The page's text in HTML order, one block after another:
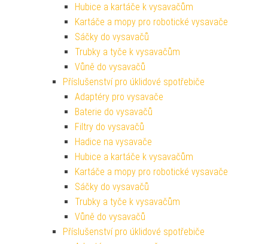
Hubice a kartáče k vysavačům
Kartáče a mopy pro robotické vysavače
Sáčky do vysavačů
Trubky a tyče k vysavačům
Vůně do vysavačů
Příslušenství pro úklidové spotřebiče
Adaptéry pro vysavače
Baterie do vysavačů
Filtry do vysavačů
Hadice na vysavače
Hubice a kartáče k vysavačům
Kartáče a mopy pro robotické vysavače
Sáčky do vysavačů
Trubky a tyče k vysavačům
Vůně do vysavačů
Příslušenství pro úklidové spotřebiče